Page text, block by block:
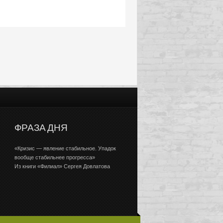
ФРАЗА ДНЯ
«Кризис — явление стабильное. Упадок
вообще стабильнее прогресса»
Из книги «Филиал» Сергея Довлатова